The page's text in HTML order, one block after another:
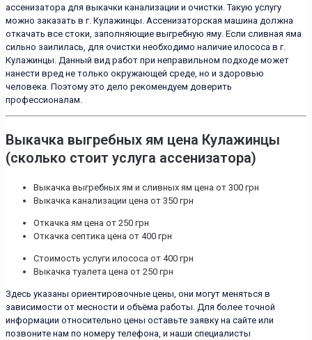
ассенизатора для выкачки канализации и очистки. Такую услугу
можно заказать в г. Кулажинцы. Ассенизаторская машина должна
откачать все стоки, заполняющие выгребную яму. Если сливная яма
сильно заилилась, для очистки необходимо наличие илососа в г.
Кулажинцы. Данный вид работ при неправильном подходе может
нанести вред не только окружающей среде, но и здоровью
человека. Поэтому это дело рекомендуем доверить
профессионалам.
Выкачка выгребных ям цена Кулажинцы
(сколько стоит услуга ассенизатора)
Выкачка выгребных ям и сливных ям цена от 300 грн
Выкачка канализации цена от 350 грн
Откачка ям цена от 250 грн
Откачка септика цена от 400 грн
Стоимость услуги илососа от 400 грн
Выкачка туалета цена от 250 грн
Здесь указаны ориентировочные цены, они могут меняться в
зависимости от месности и объёма работы. Для более точной
информации относительно цены оставьте заявку на сайте или
позвоните нам по номеру телефона, и наши специалисты